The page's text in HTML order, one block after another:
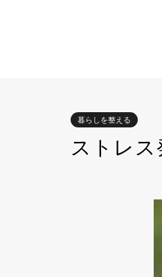
暮らしを整える
ストレス